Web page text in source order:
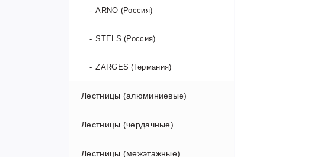
ARNO (Россия)
STELS (Россия)
ZARGES (Германия)
Лестницы (алюминиевые)
Односекционные лестницы
Двухсекционные лестницы
Лестницы (чердачные)
FAKRO Польша
Лестницы (межэтажные)